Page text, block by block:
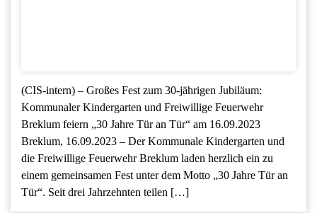
(CIS-intern) – Großes Fest zum 30-jährigen Jubiläum:
Kommunaler Kindergarten und Freiwillige Feuerwehr
Breklum feiern „30 Jahre Tür an Tür“ am 16.09.2023
Breklum, 16.09.2023 – Der Kommunale Kindergarten und
die Freiwillige Feuerwehr Breklum laden herzlich ein zu
einem gemeinsamen Fest unter dem Motto „30 Jahre Tür an
Tür“. Seit drei Jahrzehnten teilen […]